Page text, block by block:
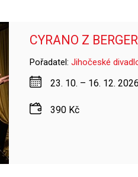
CYRANO Z
Pořadatel: Jihočeské
23. 10. – 16. 12. 2026
390 Kč